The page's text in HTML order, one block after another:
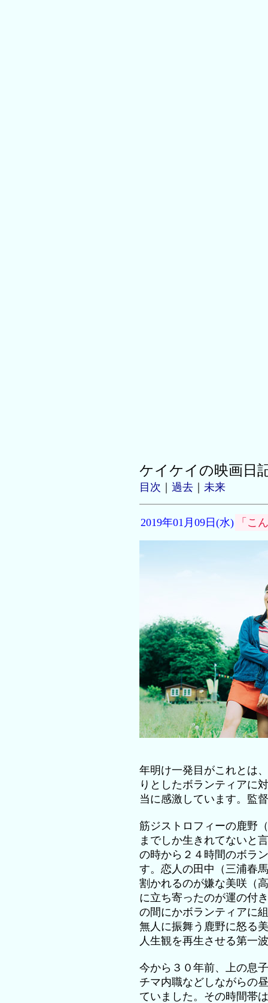
ケイケイの映画日
目次 過去 未来
2019年01月09日(水) 「こ
年明け一発目がこれとは
りとしたボランティアに
当に感激しています。監
筋ジストロフィーの鹿野
までしか生きれてないと
の時から２４時間のボラ
す。恋人の田中（三浦春
割かれるのが嫌な美咲（
に立ち寄ったのが運の付
の間にかボランティアに
無人に振舞う鹿野に怒る
人生観を再生させる第一
今から３０年前、上の息
チマ内職などしながらの
ていました。その時間帯